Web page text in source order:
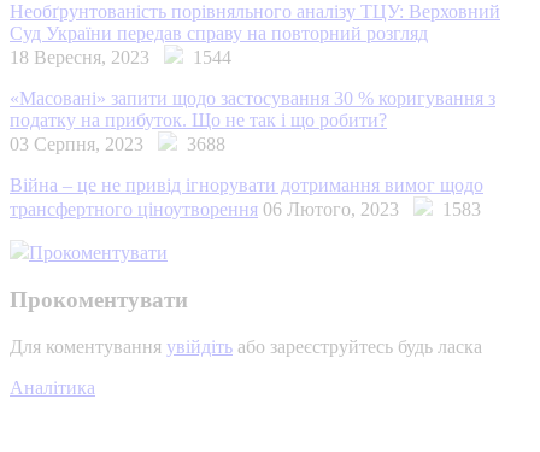
Необґрунтованість порівняльного аналізу ТЦУ: Верховний
Суд України передав справу на повторний розгляд
18 Вересня, 2023
1544
«Масовані» запити щодо застосування 30 % коригування з
податку на прибуток. Що не так і що робити?
03 Серпня, 2023
3688
Війна – це не привід ігнорувати дотримання вимог щодо
трансфертного ціноутворення 06 Лютого, 2023 1583
Прокоментувати
Прокоментувати
Для коментування увійдіть або зареєструйтесь будь ласка
Аналітика